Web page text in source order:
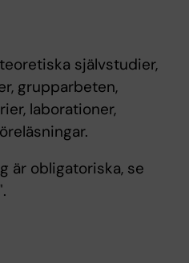
självstudier,
grupparbeten,
laborationer,
är obligatoriska, se